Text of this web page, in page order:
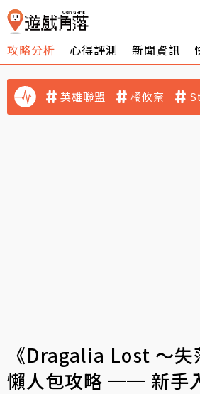
攻略分析 心得評測 新聞資訊
英雄聯盟 橘攸奈
《Dragalia Lost ～失
懶人包攻略 ── 新手